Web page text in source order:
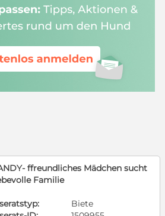
ffreundliches Mädchen sucht
Familie
Biete